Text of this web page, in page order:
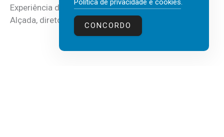
Experiência do Cliente, Vendas e Liderança, Manuel
Alçada, diretor executivo da...
Política de privacidade e cookies.
CONCORDO